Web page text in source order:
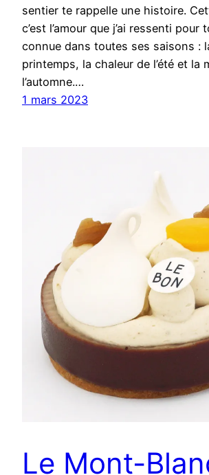
sentier te rappelle une histoire.
c’est l’amour que j’ai ressenti pour
connue dans toutes ses saisons :
printemps, la chaleur de l’été et la
l’automne.…
1 mars 2023
Le Mont-